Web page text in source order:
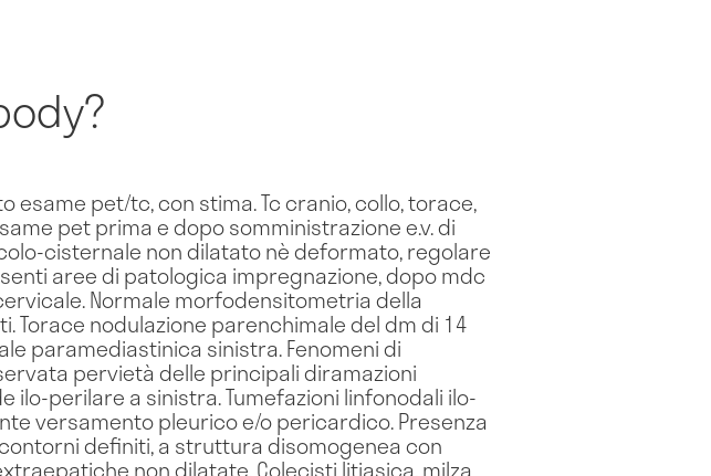
pet/tc, con stima. Tc cranio, collo, torace,
pet prima e dopo somministrazione e.v. di
cisternale non dilatato nè deformato, regolare
aree di patologica impregnazione, dopo mdc
Normale morfodensitometria della
Torace nodulazione parenchimale del dm di 14
paramediastinica sinistra. Fenomeni di
pervietà delle principali diramazioni
ilo-perilare a sinistra. Tumefazioni linfonodali ilo-
versamento pleurico e/o pericardico. Presenza
definiti, a struttura disomogenea con